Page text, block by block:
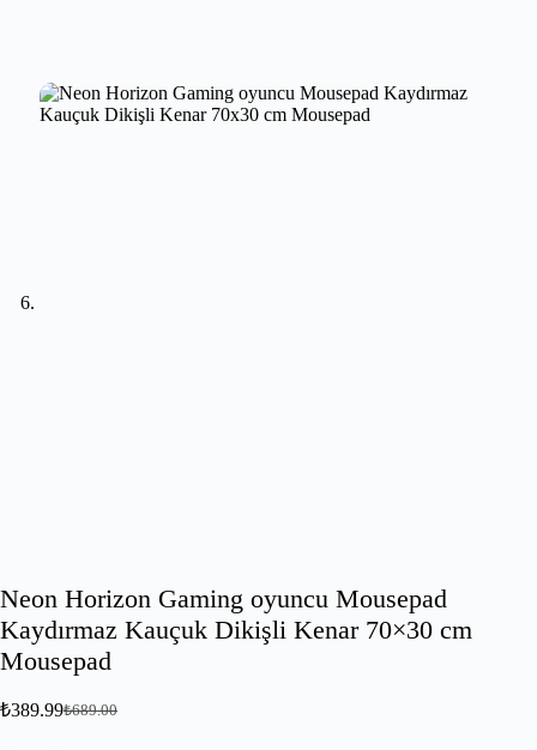
Neon Horizon Gaming oyuncu Mousepad
Kaydırmaz Kauçuk Dikişli Kenar 70×30 cm
Mousepad
₺689.00
₺389.99